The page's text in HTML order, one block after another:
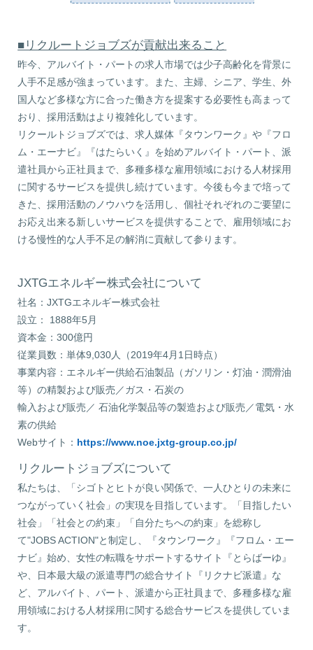
■リクルートジョブズが貢献出来ること
昨今、アルバイト・パートの求人市場では少子高齢化を背景に
人手不足感が強まっています。また、主婦、シニア、学生、外
国人など多様な方に合った働き方を提案する必要性も高まって
おり、採用活動はより複雑化しています。
リクールトジョブズでは、求人媒体『タウンワーク』や『フロ
ム・エーナビ』『はたらいく』を始めアルバイト・パート、派
遣社員から正社員まで、多種多様な雇用領域における人材採用
に関するサービスを提供し続けています。今後も今まで培って
きた、採用活動のノウハウを活用し、個社それぞれのご要望に
お応え出来る新しいサービスを提供することで、雇用領域にお
ける慢性的な人手不足の解消に貢献して参ります。
JXTGエネルギー株式会社について
社名：JXTGエネルギー株式会社
設立： 1888年5月
資本金：300億円
従業員数：単体9,030人（2019年4月1日時点）
事業内容：エネルギー供給石油製品（ガソリン・灯油・潤滑油
等）の精製および販売／ガス・石炭の
輸入および販売／ 石油化学製品等の製造および販売／電気・水
素の供給
Webサイト： https://www.noe.jxtg-group.co.jp/
リクルートジョブズについて
私たちは、「シゴトとヒトが良い関係で、一人ひとりの未来に
つながっていく社会」の実現を目指しています。「目指したい
社会」「社会との約束」「自分たちへの約束」を総称し
て"JOBS ACTION"と制定し、『タウンワーク』『フロム・エー
ナビ』始め、女性の転職をサポートするサイト『とらばーゆ』
や、日本最大級の派遣専門の総合サイト『リクナビ派遣』な
ど、アルバイト、パート、派遣から正社員まで、多種多様な雇
用領域における人材採用に関する総合サービスを提供していま
す。